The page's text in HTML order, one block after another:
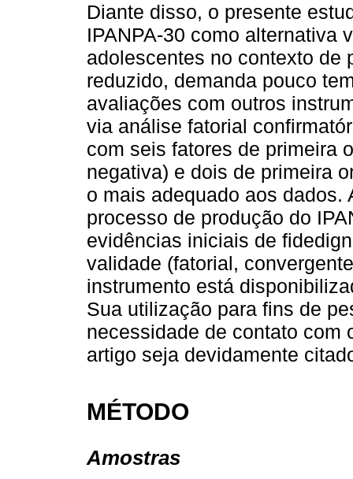
Diante disso, o presente
IPANPA-30 como alternativa
adolescentes no contexto de
reduzido, demanda pouco
avaliações com outros
via análise fatorial
com seis fatores de primeira
negativa) e dois de primeira
o mais adequado aos dados.
processo de produção do
evidências iniciais de
validade (fatorial,
instrumento está
Sua utilização para fins de
necessidade de contato com
artigo seja devidamente
MÉTODO
Amostras